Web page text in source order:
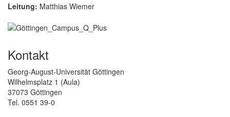
Leitung: Matthias Wiemer
Kontakt
Georg-August-Universität Göttingen
Wilhelmsplatz 1 (Aula)
37073 Göttingen
Tel. 0551 39-0